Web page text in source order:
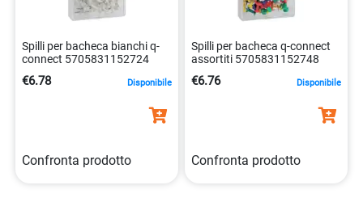
Spilli per bacheca bianchi q-
connect 5705831152724
€6.78 Disponibile
Confronta prodotto
Spilli per bacheca q-connect
assortiti 5705831152748
€6.76 Disponibile
Confronta prodotto